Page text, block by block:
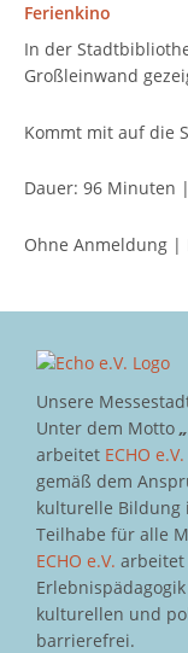
Ferienkino
In der
Großleinwand
Kommt mit auf die
Dauer: 96 Minuten
Ohne Anmeldung
Unsere
Unter dem Motto
arbeitet ECHO e.V.
gemäß dem
kulturelle Bildung
Teilhabe für alle
ECHO e.V. arbeitet
kulturellen und
barrierefrei.